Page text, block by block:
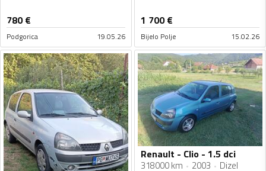
780€
Podgorica 19.05.26
1 700€
Bijelo Polje 15.02.26
Renault - Clio - 1.5 dci
318000 km 2003 Dizel